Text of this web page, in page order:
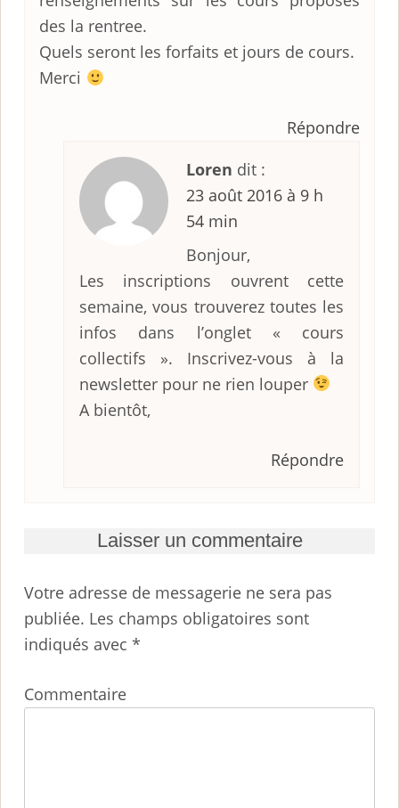
des la rentree.
Quels seront les forfaits et jours de cours.
Merci
Répondre
Loren dit :
23 août 2016 à 9 h
54 min
Bonjour,
Les inscriptions ouvrent cette
semaine, vous trouverez toutes les
infos dans l’onglet « cours
collectifs ». Inscrivez-vous à la
newsletter pour ne rien louper
A bientôt,
Répondre
Laisser un commentaire
Votre adresse de messagerie ne sera pas
publiée. Les champs obligatoires sont
indiqués avec*
Commentaire